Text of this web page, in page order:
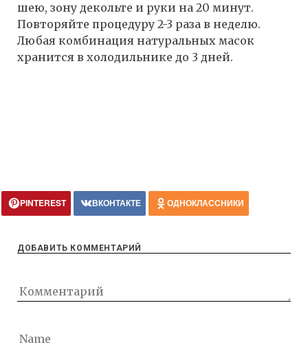
шею, зону декольте и руки на 20 минут.
Повторяйте процедуру 2-3 раза в неделю.
Любая комбинация натуральных масок
хранится в холодильнике до 3 дней.
PINTEREST ВКОНТАКТЕ ОДНОКЛАССНИКИ
ДОБАВИТЬ КОММЕНТАРИЙ